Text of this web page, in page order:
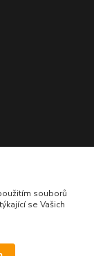
souborů
se Vašich